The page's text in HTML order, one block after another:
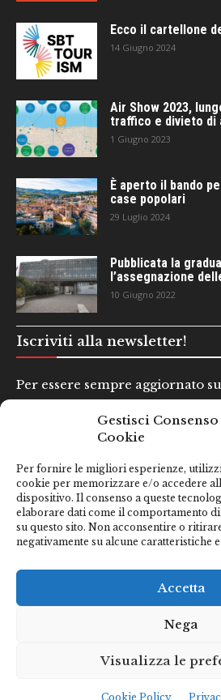
Gestisci Consenso
Cookie
Per fornire le migliori esperienze,
cookie per memorizzare e/o accedere
dispositivo. Il consenso a queste
elaborare dati come il comportamento
su questo sito. Non acconsentire o
negativamente su alcune caratteristiche
Accetta
Nega
Visualizza le
Cookie Policy
Ecco il cartellone
14 Giugno 2024
Air Show 2023,
traffico e divieto di
1 Giugno 2023
È aperto il bando
case popolari
29 Luglio 2024
Pubblicata la
l’assegnazione
10 Giugno 2022
Iscriviti alla newsletter!
Per essere sempre aggiornato
Email*